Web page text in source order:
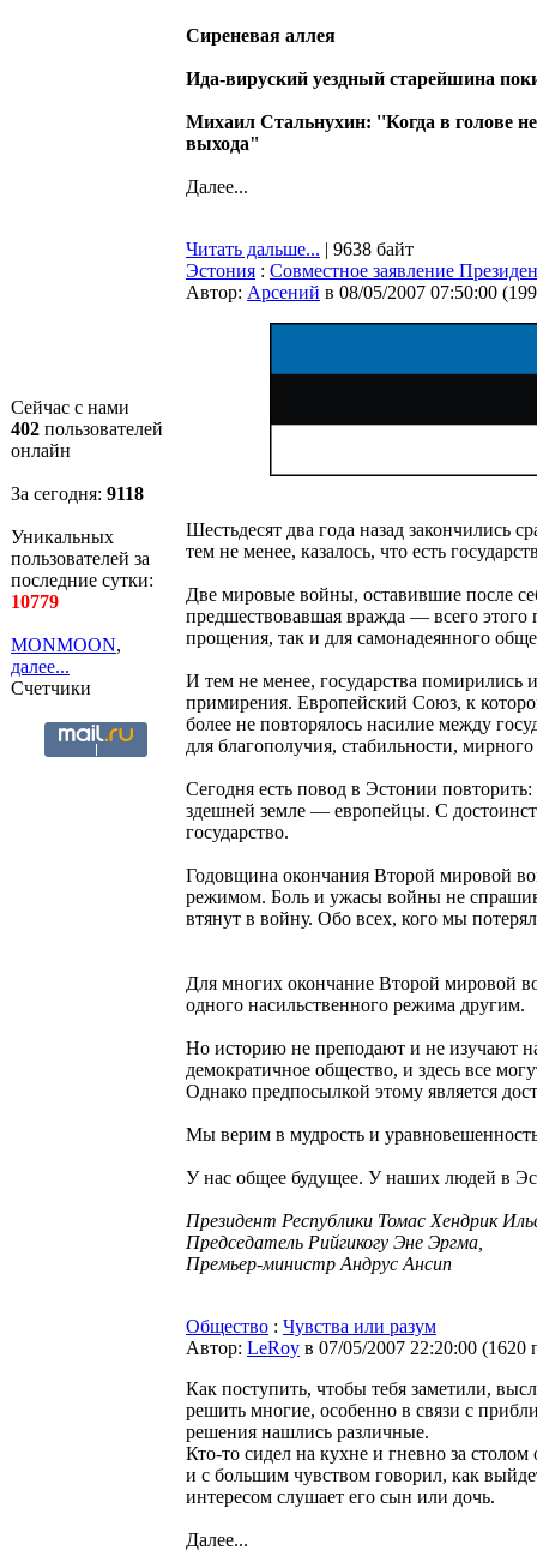
Сейчас с нами
402 пользователей
онлайн
За сегодня: 9118
Уникальных
пользователей за
последние сутки:
10779
MONMOON,
далее...
Счетчики
Сиреневая аллея
Ида-вируский уездный старейшина
Михаил Стальнухин: ''Когда в голове
выхода"
Далее...
Читать дальше... | 9638 байт
Эстония : Совместное заявление
Автор: Арсений в 08/05/2007 07:50:00 (
Шестьдесят два года назад
тем не менее, казалось, что есть
Две мировые войны, оставившие после
предшествовавшая вражда — всего этого
прощения, так и для самонадеянного
И тем не менее, государства помирились
примирения. Европейский Союз, к
более не повторялось насилие между
для благополучия, стабильности,
Сегодня есть повод в Эстонии
здешней земле — европейцы. С
государство.
Годовщина окончания Второй мировой
режимом. Боль и ужасы войны не
втянут в войну. Обо всех, кого мы
Для многих окончание Второй мировой
одного насильственного режима другим.
Но историю не преподают и не изучают
демократичное общество, и здесь все
Однако предпосылкой этому является
Мы верим в мудрость и
У нас общее будущее. У наших людей в
Президент Республики Томас Хендрик
Председатель Рийгикогу Эне Эргма,
Премьер-министр Андрус Ансип
Общество : Чувства или разум
Автор: LeRoy в 07/05/2007 22:20:00 (1620
Как поступить, чтобы тебя заметили,
решить многие, особенно в связи с
решения нашлись различные.
Кто-то сидел на кухне и гневно за
и с большим чувством говорил, как
интересом слушает его сын или дочь.
Далее...